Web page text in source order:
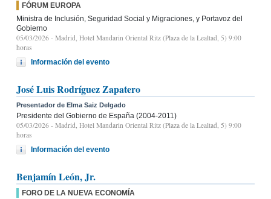
FÓRUM EUROPA
Ministra de Inclusión, Seguridad Social y Migraciones, y Portavoz del
Gobierno
05/03/2026 - Madrid, Hotel Mandarin Oriental Ritz (Plaza de la Lealtad, 5) 9:00
horas
Información del evento
José Luis Rodríguez Zapatero
Presentador de Elma Saiz Delgado
Presidente del Gobierno de España (2004-2011)
05/03/2026 - Madrid, Hotel Mandarin Oriental Ritz (Plaza de la Lealtad, 5) 9:00
horas
Información del evento
Benjamín León, Jr.
FORO DE LA NUEVA ECONOMÍA